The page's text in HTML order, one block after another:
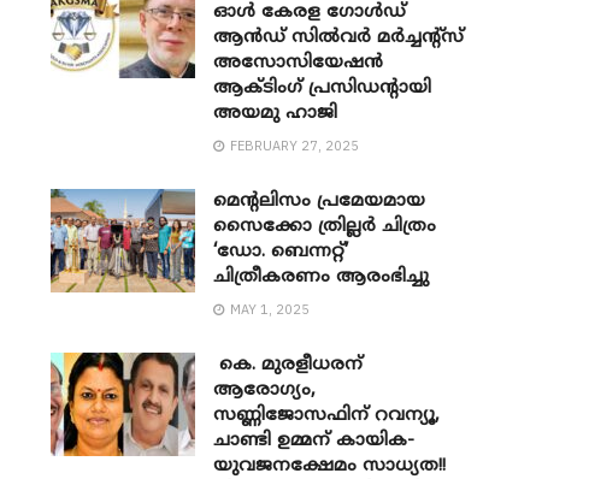
ഓൾ കേരള ഗോൾഡ്
ആൻഡ് സിൽവർ മർച്ചന്റ്സ്
അസോസിയേഷൻ
ആക്ടിംഗ് പ്രസിഡന്റായി
അയമു ഹാജി
FEBRUARY 27, 2025
മെന്‍റലിസം പ്രമേയമായ
സൈക്കോ ത്രില്ലർ ചിത്രം
‘ഡോ. ബെന്നറ്റ്’
ചിത്രീകരണം ആരംഭിച്ചു
MAY 1, 2025
കെ. മുരളീധരന്
ആരോഗ്യം,
സണ്ണിജോസഫിന് റവന്യൂ,
ചാണ്ടി ഉമ്മന് കായിക-
യുവജനക്ഷേമം സാധ്യത!!